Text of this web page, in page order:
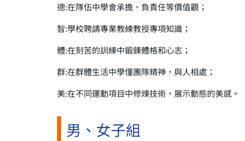
德:在隊伍中學會承擔、負責任等價值觀；
智:學校聘請專業教練教授專項知識；
體:在刻苦的訓練中鍛鍊體格和心志；
群:在群體生活中學懂團隊精神，與人相處；
美:在不同運動項目中修煉技術，展示動態的美感。
男、女子組